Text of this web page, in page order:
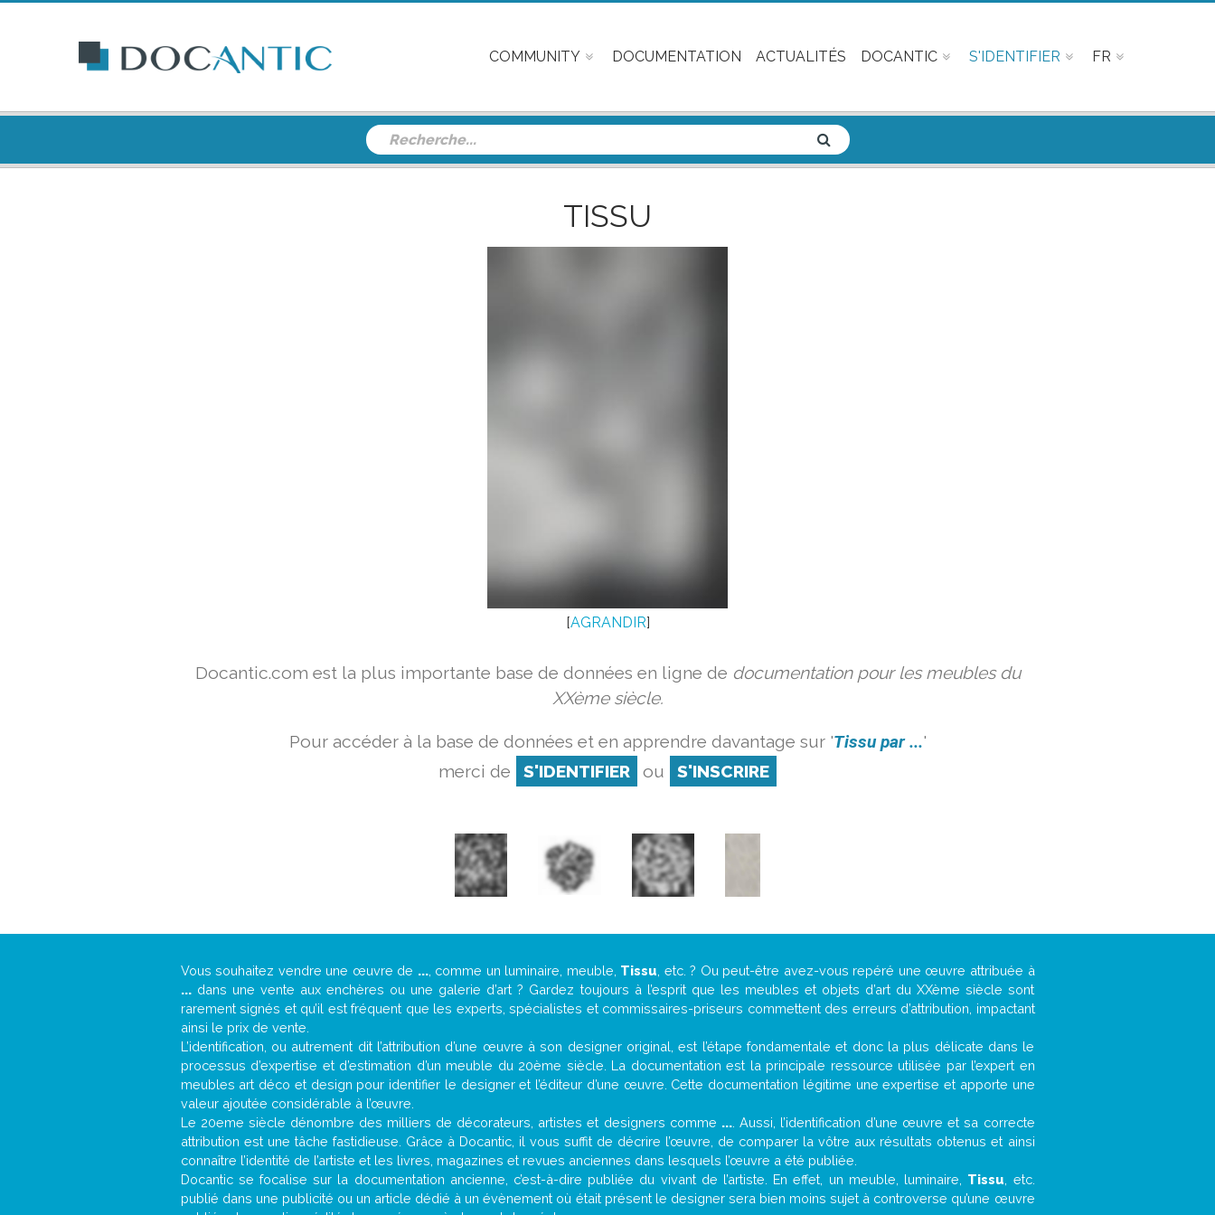
COMMUNITY DOCUMENTATION ACTUALITÉS DOCANTIC S'IDENTIFIER FR
TISSU
[AGRANDIR]
Docantic.com est la plus importante base de données en ligne de documentation pour les meubles du
XXème siècle.
Pour accéder à la base de données et en apprendre davantage sur 'Tissu par ...'
merci de
S'IDENTIFIER ou S'INSCRIRE
Vous souhaitez vendre une œuvre de ..., comme un luminaire, meuble, Tissu , etc. ? Ou peut-être avez-vous repéré une œuvre attribuée à
...dans une vente aux enchères ou une galerie d’art ? Gardez toujours à l’esprit que les meubles et objets d’art du XXème siècle sont
rarement signés et qu’il est fréquent que les experts, spécialistes et commissaires-priseurs commettent des erreurs d’attribution, impactant
ainsi le prix de vente.
L’identification, ou autrement dit l’attribution d’une œuvre à son designer original, est l’étape fondamentale et donc la plus délicate dans le
processus d’expertise et d’estimation d’un meuble du 20ème siècle. La documentation est la principale ressource utilisée par l’expert en
meubles art déco et design pour identifier le designer et l’éditeur d’une œuvre. Cette documentation légitime une expertise et apporte une
valeur ajoutée considérable à l’œuvre.
Le 20eme siècle dénombre des milliers de décorateurs, artistes et designers comme .... Aussi, l’identification d’une œuvre et sa correcte
attribution est une tâche fastidieuse. Grâce à Docantic, il vous suffit de décrire l’œuvre, de comparer la vôtre aux résultats obtenus et ainsi
connaître l’identité de l’artiste et les livres, magazines et revues anciennes dans lesquels l’œuvre a été publiée.
Docantic se focalise sur la documentation ancienne, c’est-à-dire publiée du vivant de l’artiste. En effet, un meuble, luminaire, Tissu , etc.
publié dans une publicité ou un article dédié à un évènement où était présent le designer sera bien moins sujet à controverse qu’une œuvre